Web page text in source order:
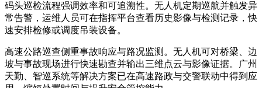
码头巡检流程强调效率和可追溯性。无人机定期巡航并触发异
常告警，运维人员可在指挥平台查看历史影像与检测记录，快
速安排检修或调度吊装设备。
高速公路巡查侧重事故响应与路况监测。无人机可对桥梁、边
坡与事故现场进行快速勘查并输出三维点云与影像证据。广州
天勤、智巡系统等解决方案已在高速路政与交警联动中得到应